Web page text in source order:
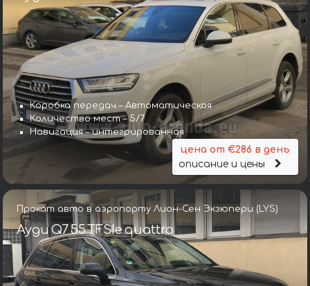
Коробка передач – Автоматическая
Количество мест – 5/7
Навигация – интегрированная
цена от €286 в день
описание и цены
Прокат авто в аэропорту Лион-Сен Экзюпери (LYS)
Ауди Q7 55 TFSIe quattro